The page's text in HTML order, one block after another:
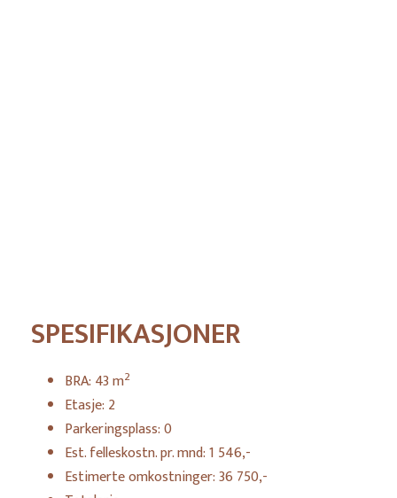
SPESIFIKASJONER
BRA: 43m2
Etasje: 2
Parkeringsplass:0
Est. felleskostn. pr. mnd:1 546,-
Estimerte omkostninger:36 750,-